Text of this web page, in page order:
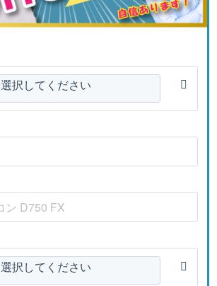
選択してください
選択してください